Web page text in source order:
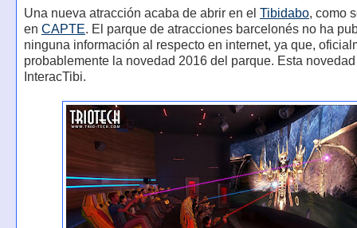
Una nueva atracción acaba de abrir en el Tibidabo, como
en CAPTE. El parque de atracciones barcelonés no ha
ninguna información al respecto en internet, ya que,
probablemente la novedad 2016 del parque. Esta
InteracTibi.